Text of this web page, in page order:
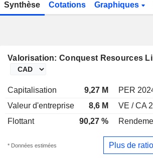
Synthèse Cotations Graphiques
Valorisation: Conquest Resources
Capitalisation 9,27 M PER
Valeur d'entreprise
8,6 M VE / CA
Flottant
90,27 %
* Données estimées Plus de